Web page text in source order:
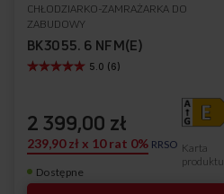
Dostępne
CHŁODZIARKO-ZAMRAŻARKA DO
ZABUDOWY
BK3055. 6 NFM(E)
5.0 (6)
Karta
produktu
2 399,00 zł
239,90 zł x 10 rat 0% RRSO